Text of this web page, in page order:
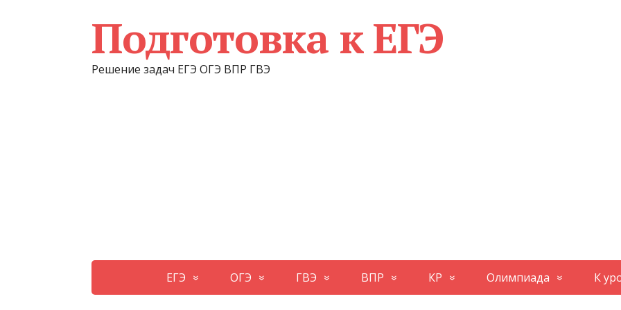
Подготовка к ЕГЭ
Решение задач ЕГЭ ОГЭ ВПР ГВЭ
ЕГЭ ОГЭ ГВЭ ВПР КР Олимпиада К